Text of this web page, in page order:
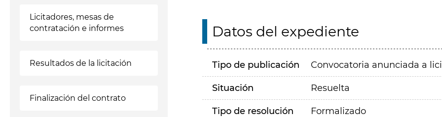
Licitadores, mesas de
contratación e informes
Resultados de la licitación
Finalización del contrato
Datos del expediente
Tipo de publicación Convocatoria anunciada a
Situación Resuelta
Tipo de resolución Formalizado